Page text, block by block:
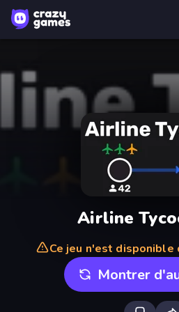
Airline
Ce jeu n'est disponible
Montrer